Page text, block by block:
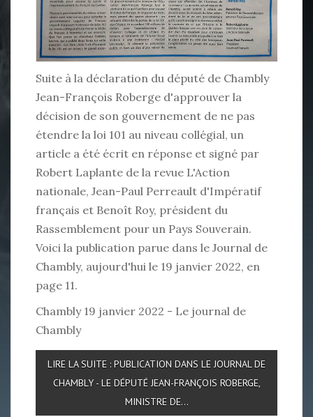
Suite à la déclaration du député de Chambly
Jean-François Roberge d'approuver la
décision de son gouvernement de ne pas
étendre la loi 101 au niveau collégial, un
article a été écrit en réponse et signé par
Robert Laplante de la revue L'Action
nationale, Jean-Paul Perreault d'Impératif
français et Benoît Roy, président du
Rassemblement pour un Pays Souverain.
Voici la publication parue dans le Journal de
Chambly, aujourd'hui le 19 janvier 2022, en
page 11.
Chambly 19 janvier 2022 - Le journal de
Chambly
LIRE LA SUITE : PUBLICATION DANS LE JOURNAL DE
CHAMBLY - LE DÉPUTÉ JEAN-FRANÇOIS ROBERGE,
MINISTRE DE...